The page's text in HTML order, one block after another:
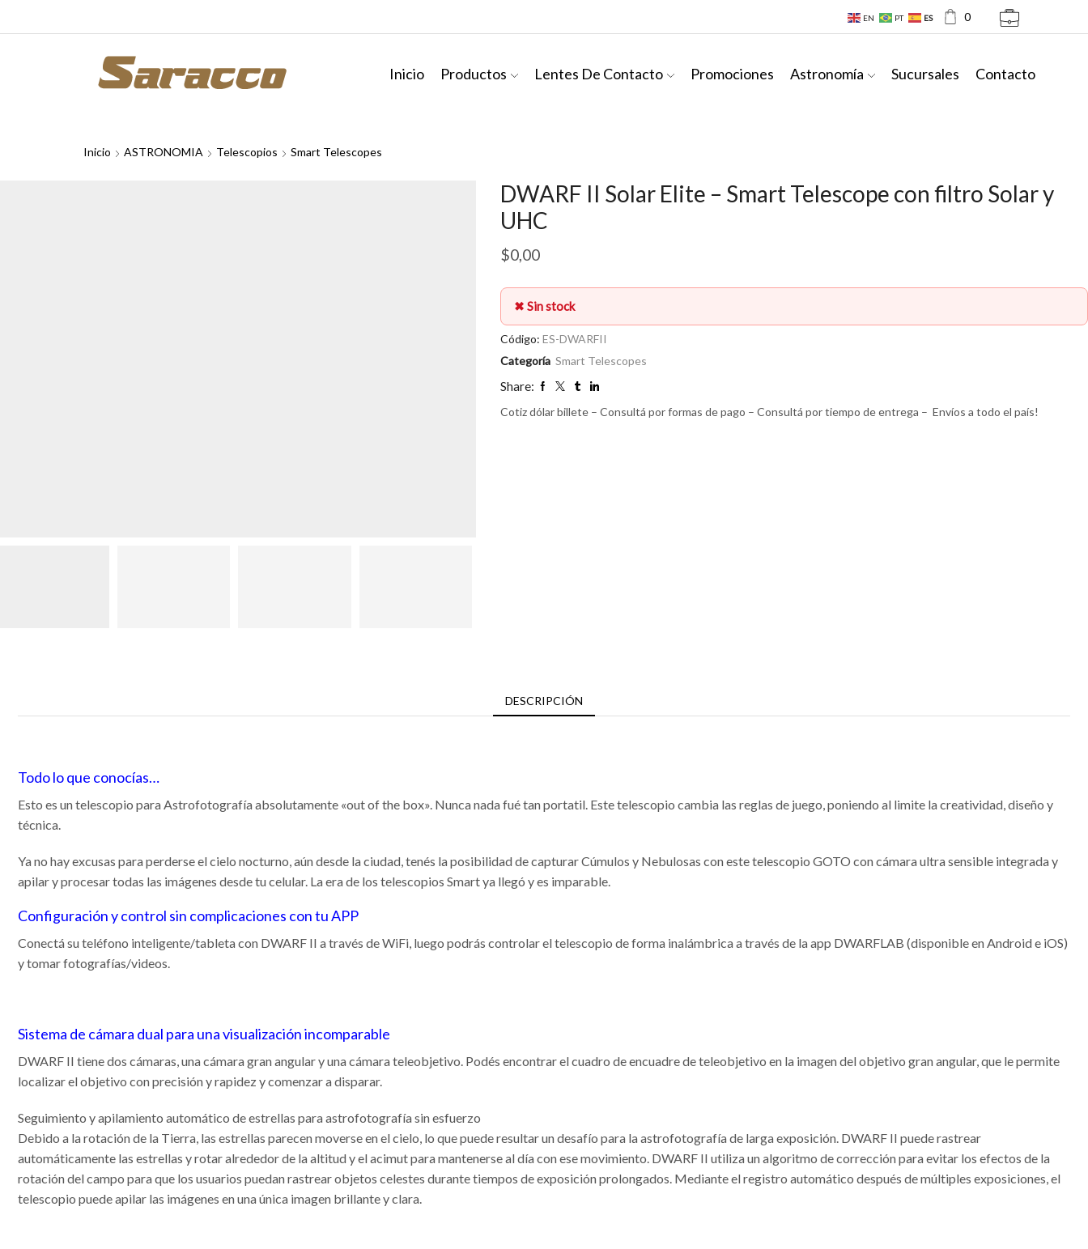
EN PT ES 0
Inicio Productos Lentes De Contacto Promociones Astronomía Sucursales Contacto
Inicio ASTRONOMIA Telescopios Smart Telescopes
DWARF II Solar Elite – Smart Telescope con filtro Solar y
UHC
$0,00
✖ Sin stock
Código: ES-DWARFII
Categoría Smart Telescopes
Share:
Cotiz dólar billete – Consultá por formas de pago – Consultá por tiempo de entrega – Envíos a todo el país!
DESCRIPCIÓN
Todo lo que conocías…
Esto es un telescopio para Astrofotografía absolutamente «out of the box». Nunca nada fué tan portatil. Este telescopio cambia las reglas de juego, poniendo al limite la creatividad, diseño y
técnica.
Ya no hay excusas para perderse el cielo nocturno, aún desde la ciudad, tenés la posibilidad de capturar Cúmulos y Nebulosas con este telescopio GOTO con cámara ultra sensible integrada y
apilar y procesar todas las imágenes desde tu celular. La era de los telescopios Smart ya llegó y es imparable.
Configuración y control sin complicaciones con tu APP
Conectá su teléfono inteligente/tableta con DWARF II a través de WiFi, luego podrás controlar el telescopio de forma inalámbrica a través de la app DWARFLAB (disponible en Android e iOS)
y tomar fotografías/videos.
Sistema de cámara dual para una visualización incomparable
DWARF II tiene dos cámaras, una cámara gran angular y una cámara teleobjetivo. Podés encontrar el cuadro de encuadre de teleobjetivo en la imagen del objetivo gran angular, que le permite
localizar el objetivo con precisión y rapidez y comenzar a disparar.
Seguimiento y apilamiento automático de estrellas para astrofotografía sin esfuerzo
Debido a la rotación de la Tierra, las estrellas parecen moverse en el cielo, lo que puede resultar un desafío para la astrofotografía de larga exposición. DWARF II puede rastrear
automáticamente las estrellas y rotar alrededor de la altitud y el acimut para mantenerse al día con ese movimiento. DWARF II utiliza un algoritmo de corrección para evitar los efectos de la
rotación del campo para que los usuarios puedan rastrear objetos celestes durante tiempos de exposición prolongados. Mediante el registro automático después de múltiples exposiciones, el
telescopio puede apilar las imágenes en una única imagen brillante y clara.